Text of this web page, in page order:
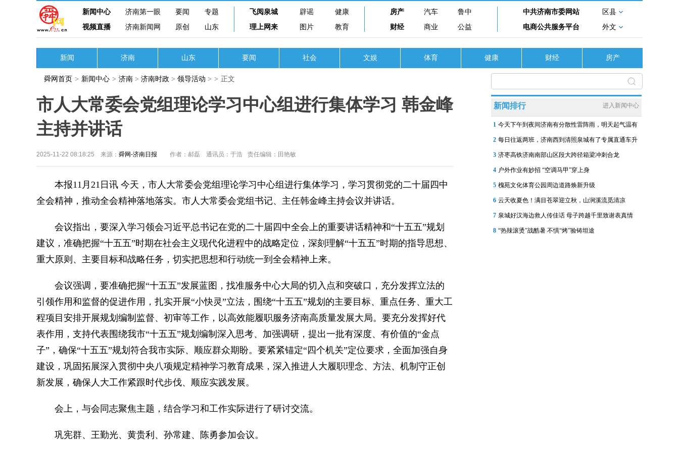
新闻中心 济南第一眼 要闻
专题
视频直播
济南新闻网 原创 山东
飞阅泉城 辟谣
健康
理上网来
图片 教育
房产 汽车
鲁中
财经
商业 公益
中共济南市委网站
区县
电商公共服务平台
外文
新闻 济南 山东 要闻 社会 文娱 体育 健康 财经 房产
舜网首页 > 新闻中心 > 济南 > 济南时政 > 领导活动 > > 正文
市人大常委会党组理论学习中心组进行集体学习 韩金峰
主持并讲话
2025-11-22 08:18:25 来源： 舜网-济南日报 作者：郝磊 通讯员：于浩 责任编辑：田艳敏
本报11月21日讯 今天，市人大常委会党组理论学习中心组进行集体学习，学习贯彻党的二十届四中
全会精神，推动全会精神落地落实。市人大常委会党组书记、主任韩金峰主持会议并讲话。
会议指出，要深入学习领会习近平总书记在党的二十届四中全会上的重要讲话精神和“十五五”规划
建议，准确把握“十五五”时期在社会主义现代化进程中的战略定位，深刻理解“十五五”时期的指导思想、
重大原则、主要目标和战略任务，切实把思想和行动统一到全会精神上来。
会议强调，要准确把握“十五五”发展蓝图，找准服务中心大局的切入点和突破口，充分发挥立法的
引领作用和监督的促进作用，扎实开展“小快灵”立法，围绕“十五五”规划的主要目标、重点任务、重大工
程项目安排开展规划编制监督、初审等工作，以高效能履职服务济南高质量发展大局。要充分发挥好代
表作用，支持代表围绕我市“十五五”规划编制深入思考、加强调研，提出一批有深度、有价值的“金点
子”，确保“十五五”规划符合我市实际、顺应群众期盼。要紧紧锚定“四个机关”定位要求，全面加强自身
建设，巩固拓展深入贯彻中央八项规定精神学习教育成果，深入推进人大履职理念、方法、机制守正创
新发展，确保人大工作紧跟时代步伐、顺应实践发展。
会上，与会同志聚焦主题，结合学习和工作实际进行了研讨交流。
巩宪群、王勤光、黄贵利、孙常建、陈勇参加会议。
新闻排行 进入新闻中心
1 今天下午到夜间济南有分散性雷阵雨，明天起气温有
2 每日往返两班，济南西到清照泉城有了专属直通车升
3 济枣高铁济南南部山区段大跨径箱梁冲刺合龙
4 户外作业有妙招 “空调马甲”穿上身
5 槐苑文化体育公园周边道路焕新升级
6 云天收夏色！满目苍翠迎立秋，山涧溪流觅清凉
7 泉城好汉海边救人传佳话 母子跨越千里致谢表真情
8 “热辣滚烫”战酷暑 不惧“烤”验铸坦途